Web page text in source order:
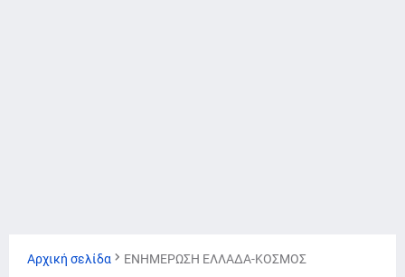
Αρχική σελίδα ΕΝΗΜΕΡΩΣΗ ΕΛΛΑΔΑ-ΚΟΣΜΟΣ